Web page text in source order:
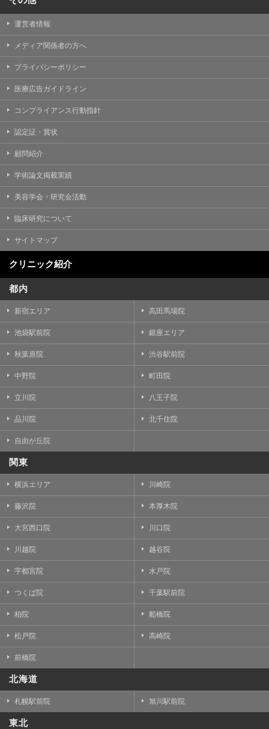
運営者情報
メディア関係者の方へ
プライバシーポリシー
医療広告ガイドライン
コンプライアンス行動指針
認定証・賞状
顧問紹介
学術論文掲載実績
美容学会・研究会活動
臨床研究について
サイトマップ
クリニック紹介
都内
新宿エリア 高田馬場院
池袋駅前院 銀座エリア
秋葉原院 渋谷駅前院
中野院 町田院
立川院 八王子院
品川院 北千住院
自由が丘院
関東
横浜エリア 川崎院
藤沢院 本厚木院
大宮西口院 川口院
川越院 越谷院
宇都宮院 水戸院
つくば院 千葉駅前院
柏院 船橋院
松戸院 高崎院
前橋院
北海道
札幌駅前院 旭川駅前院
東北